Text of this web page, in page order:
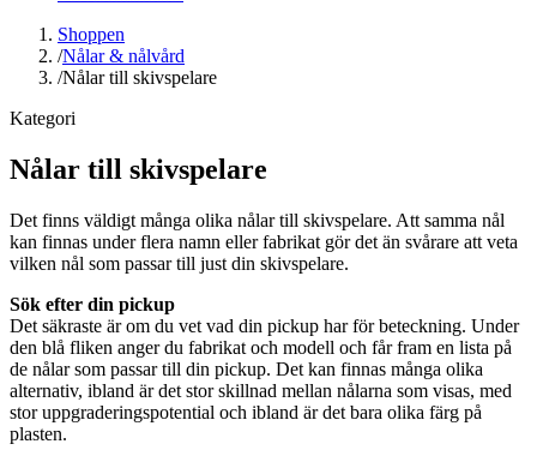
Shoppen
/Nålar & nålvård
/Nålar till skivspelare
Kategori
Nålar till skivspelare
Det finns väldigt många olika nålar till skivspelare. Att samma nål
kan finnas under flera namn eller fabrikat gör det än svårare att veta
vilken nål som passar till just din skivspelare.
Sök efter din pickup
Det säkraste är om du vet vad din pickup har för beteckning. Under
den blå fliken anger du fabrikat och modell och får fram en lista på
de nålar som passar till din pickup. Det kan finnas många olika
alternativ, ibland är det stor skillnad mellan nålarna som visas, med
stor uppgraderingspotential och ibland är det bara olika färg på
plasten.